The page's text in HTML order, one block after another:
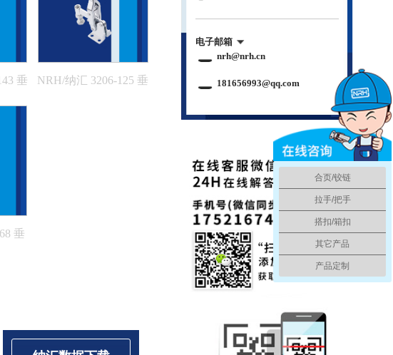
垂
NRH/纳汇 3206-125 垂
垂
电子邮箱
nrh@nrh.cn
181656993@qq.com
合页/铰链
拉手/把手
搭扣/箱扣
其它产品
产品定制